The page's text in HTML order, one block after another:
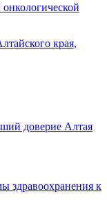
края,
доверие Алтая
здравоохранения к